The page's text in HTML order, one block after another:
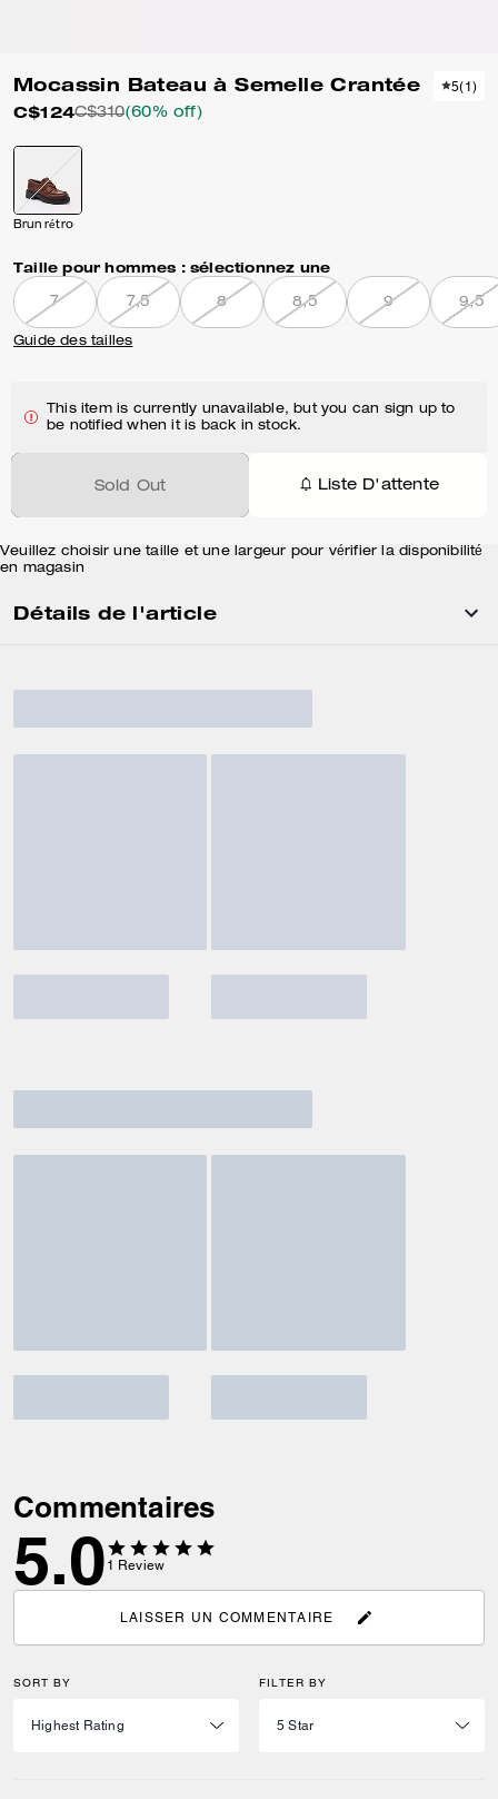
Mocassin Bateau à Semelle Crantée
C$124C$310(60% off)
5(1)
Brun rétro
Taille pour hommes : sélectionnez une
7 7,5 8 8,5 9 9,5
Guide des tailles
This item is currently unavailable, but you can sign up to
be notified when it is back in stock.
Sold Out Liste D'attente
Veuillez choisir une taille et une largeur pour vérifier la disponibilité
en magasin
Détails de l'article
Commentaires
5.0 1 Review
LAISSER UN COMMENTAIRE
SORT BY FILTER BY